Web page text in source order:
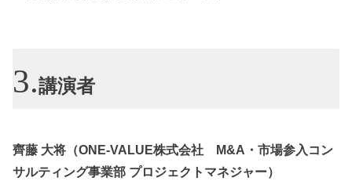
講演者
齊藤 大将（ONE-VALUE株式会社 M&A・市場参入コン
サルティング事業部 プロジェクトマネジャー）